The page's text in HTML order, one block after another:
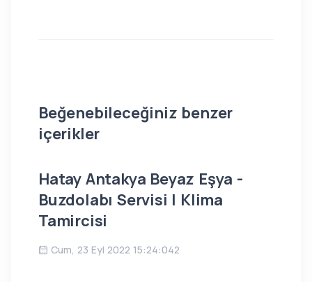
Beğenebileceğiniz benzer
içerikler
Hatay Antakya Beyaz Eşya -
Buzdolabı Servisi | Klima
Tamircisi
Cum, 23 Eyl 2022 15:24:042